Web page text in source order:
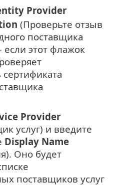
Provider
(Проверьте отзыв
поставщика
этот флажок
сертификата
Provider
услуг) и введите
Display Name
Оно будет
поставщиков услуг